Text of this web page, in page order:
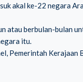
akal ke-22 negara
atau berbulan-bulan
itu.
Pemerintah Kerajaan